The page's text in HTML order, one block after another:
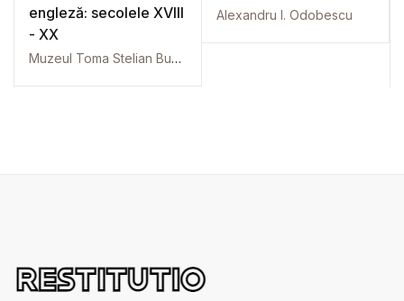
engleză: secolele XVIII
- XX
Muzeul Toma Stelian Bucureşti
Alexandru I. Odobescu